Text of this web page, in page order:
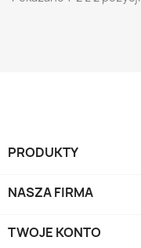
PRODUKTY
NASZA FIRMA
TWOJE KONTO